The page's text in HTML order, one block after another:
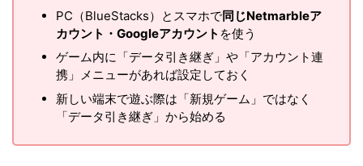
PC（BlueStacks）とスマホで同じNetmarbleア
カウント・Googleアカウント を使う
ゲーム内に「データ引き継ぎ」や「アカウント連
携」メニューがあれば設定しておく
新しい端末で遊ぶ際は「新規ゲーム」ではなく
「データ引き継ぎ」から始める